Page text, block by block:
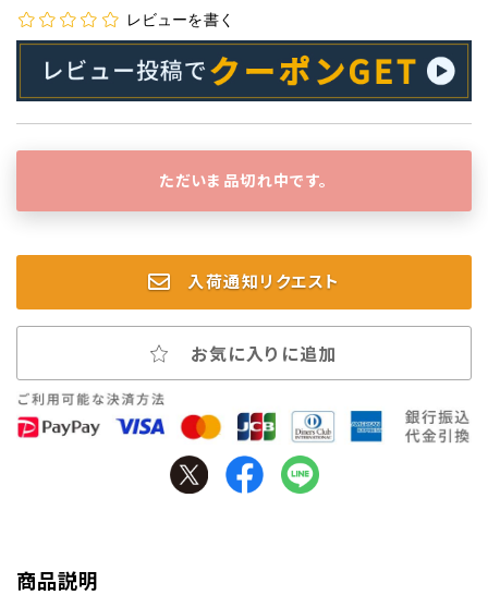
レビューを書く
ただいま品切れ中です。
入荷通知リクエスト
お気に入りに追加
商品説明